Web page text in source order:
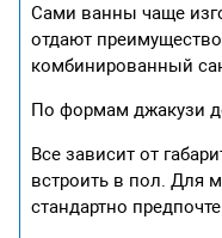
Сами ванны чаще
отдают
комбинированный
По формам джакузи
Все зависит от
встроить в пол. Для
стандартно